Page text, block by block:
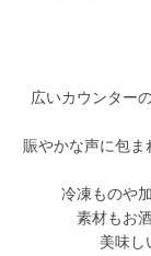
広いカウンター
賑やかな声に包
冷凍ものや
素材もお
美味し